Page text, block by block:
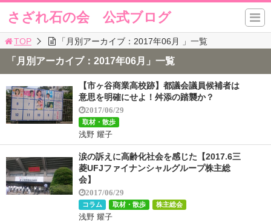
さざれ石の会 公式ブログ
TOP 「月別アーカイブ：2017年06月 」一覧
「月別アーカイブ：2017年06月」一覧
【市ヶ谷商業高校跡】都議会議員候補者は
意思を明確にせよ！舛添の踏襲か？
2017/06/29
取材・散歩
浅野 耀子
涙の訴えに高齢化社会を感じた【2017.6三
菱UFJファイナンシャルグループ株主総
会】
2017/06/29
コラム 取材・散歩 株主総会
浅野 耀子